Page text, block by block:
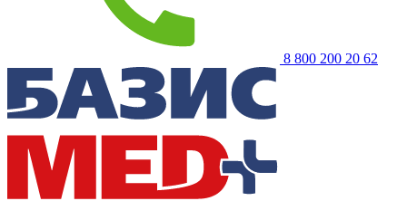
8 800 200 20 62